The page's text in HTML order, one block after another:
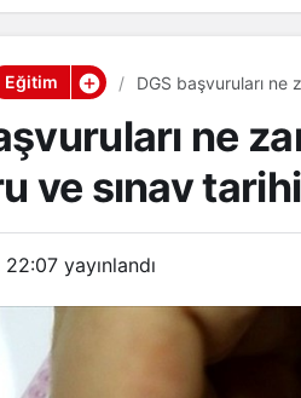
Eğitim DGS başvuruları ne
ne
ve sınav
22:07 yayınlandı